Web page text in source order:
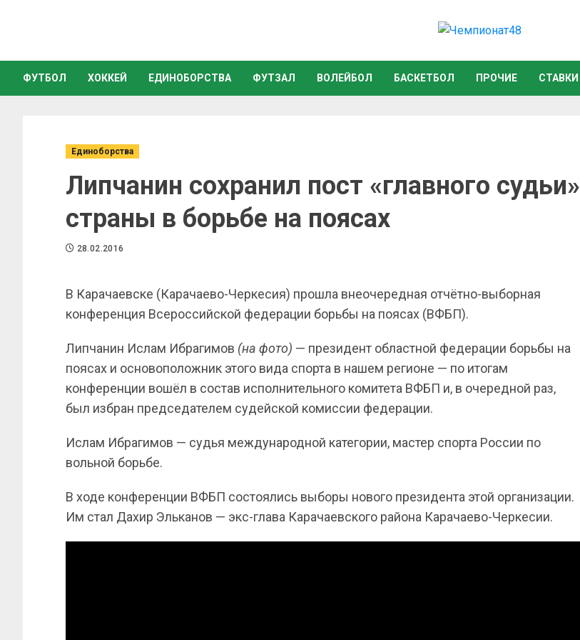
ФУТБОЛ ХОККЕЙ ЕДИНОБОРСТВА ФУТЗАЛ ВОЛЕЙБОЛ БАСКЕТБОЛ ПРОЧИЕ СТАВКИ
Единоборства
Липчанин сохранил пост «главного судьи»
страны в борьбе на поясах
28.02.2016
В Карачаевске (Карачаево-Черкесия) прошла внеочередная отчётно-выборная
конференция Всероссийской федерации борьбы на поясах (ВФБП).
Липчанин Ислам Ибрагимов (на фото) — президент областной федерации борьбы на
поясах и основоположник этого вида спорта в нашем регионе — по итогам
конференции вошёл в состав исполнительного комитета ВФБП и, в очередной раз,
был избран председателем судейской комиссии федерации.
Ислам Ибрагимов — судья международной категории, мастер спорта России по
вольной борьбе.
В ходе конференции ВФБП состоялись выборы нового президента этой организации.
Им стал Дахир Эльканов — экс-глава Карачаевского района Карачаево-Черкесии.